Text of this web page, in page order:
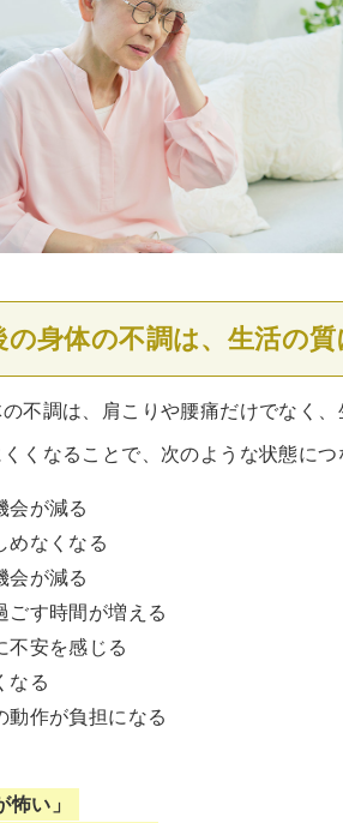
の身体の不調は、生活の
不調は、肩こりや腰痛だけでなく
くなることで、次のような状態につ
会が減る
めなくなる
会が減る
ごす時間が増える
不安を感じる
なる
動作が負担になる
怖い」